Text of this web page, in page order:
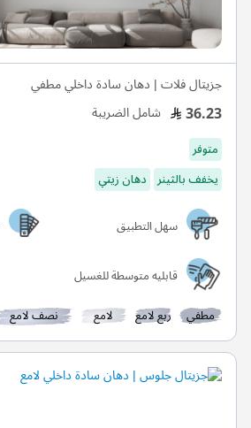
جزيتال فلات | دهان سادة داخلي مطفي
36.23 شامل الضريبة
متوفر
يخفف بالثينر دهان زيتي
سهل التطبيق
قابليه متوسطة للغسيل
مطفي
ربع لامع لامع نصف لامع